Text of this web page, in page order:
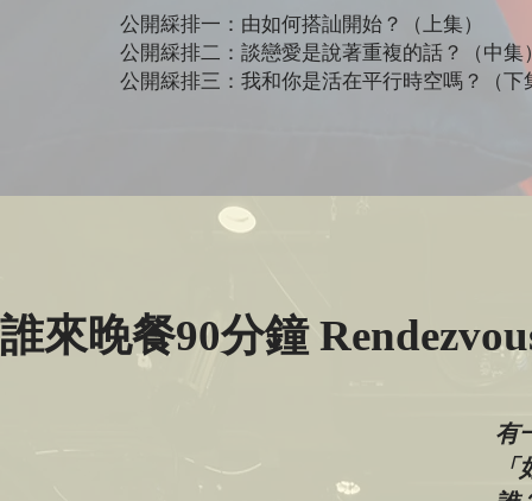
公開綵排一：由如何搭訕開始？（上集）
公開綵排二：談戀愛是說著重複的話？（中集
公開綵排三：我和你是活在平行時空嗎？（下
誰來晚餐90分鐘
有